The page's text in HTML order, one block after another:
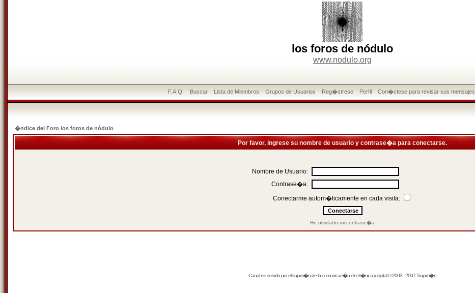
los foros de nódulo
www.nodulo.org
F.A.Q. Buscar Lista de Miembros Grupos de Usuarios Reg�strese Perfil Con�ctese para revisar sus mensajes
�ndice del Foro los foros de nódulo
Por favor, ingrese su nombre de usuario y contrase�a para conectarse.
Nombre de Usuario:
Contrase�a:
Conectarme autom�ticamente en cada visita:
He olvidado mi contrase�a
Canalrssservido por eltrujam�nde la comunicaci�n electr�nica y digital © 2003 - 2007 Trujam�n